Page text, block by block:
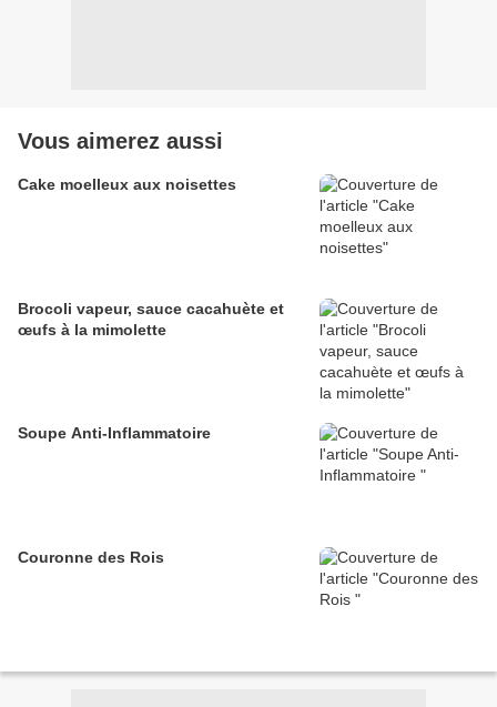
Vous aimerez aussi
Cake moelleux aux noisettes
Brocoli vapeur, sauce cacahuète et
œufs à la mimolette
Soupe Anti-Inflammatoire
Couronne des Rois